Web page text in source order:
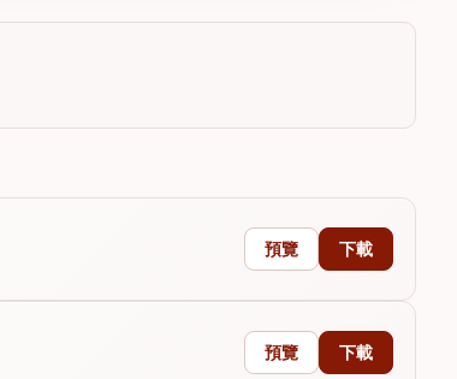
預覽 下載
預覽 下載